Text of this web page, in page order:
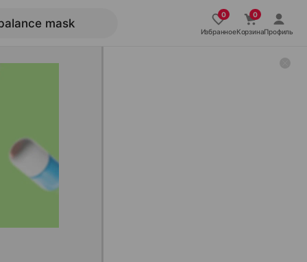
ИзбранноеКорзинаПрофиль